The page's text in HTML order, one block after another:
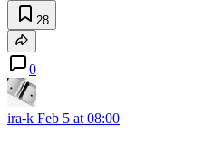
28
0
ira-k Feb 5 at 08:00